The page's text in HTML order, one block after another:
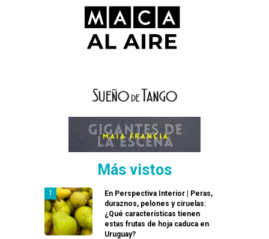
Más vistos
En Perspectiva Interior | Peras,
duraznos, pelones y ciruelas:
¿Qué características tienen
estas frutas de hoja caduca en
Uruguay?